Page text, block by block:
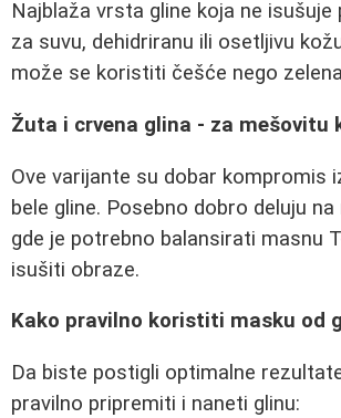
Najblaža vrsta gline koja ne isušuje
za suvu, dehidriranu ili osetljivu
može se koristiti češće nego
Žuta i crvena glina - za mešovitu
Ove varijante su dobar kompromis
bele gline. Posebno dobro deluju
gde je potrebno balansirati masnu
isušiti obraze.
Kako pravilno koristiti masku od
Da biste postigli optimalne
pravilno pripremiti i naneti glinu: